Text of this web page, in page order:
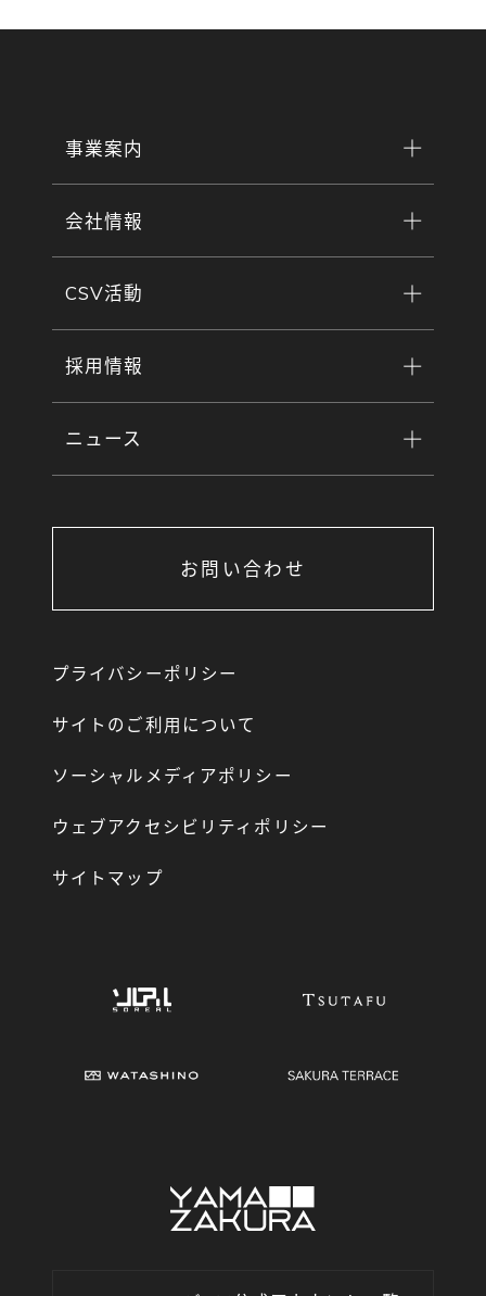
事業案内
会社情報
CSV活動
採用情報
ニュース
お問い合わせ
プライバシーポリシー
サイトのご利用について
ソーシャルメディアポリシー
ウェブアクセシビリティポリシー
サイトマップ